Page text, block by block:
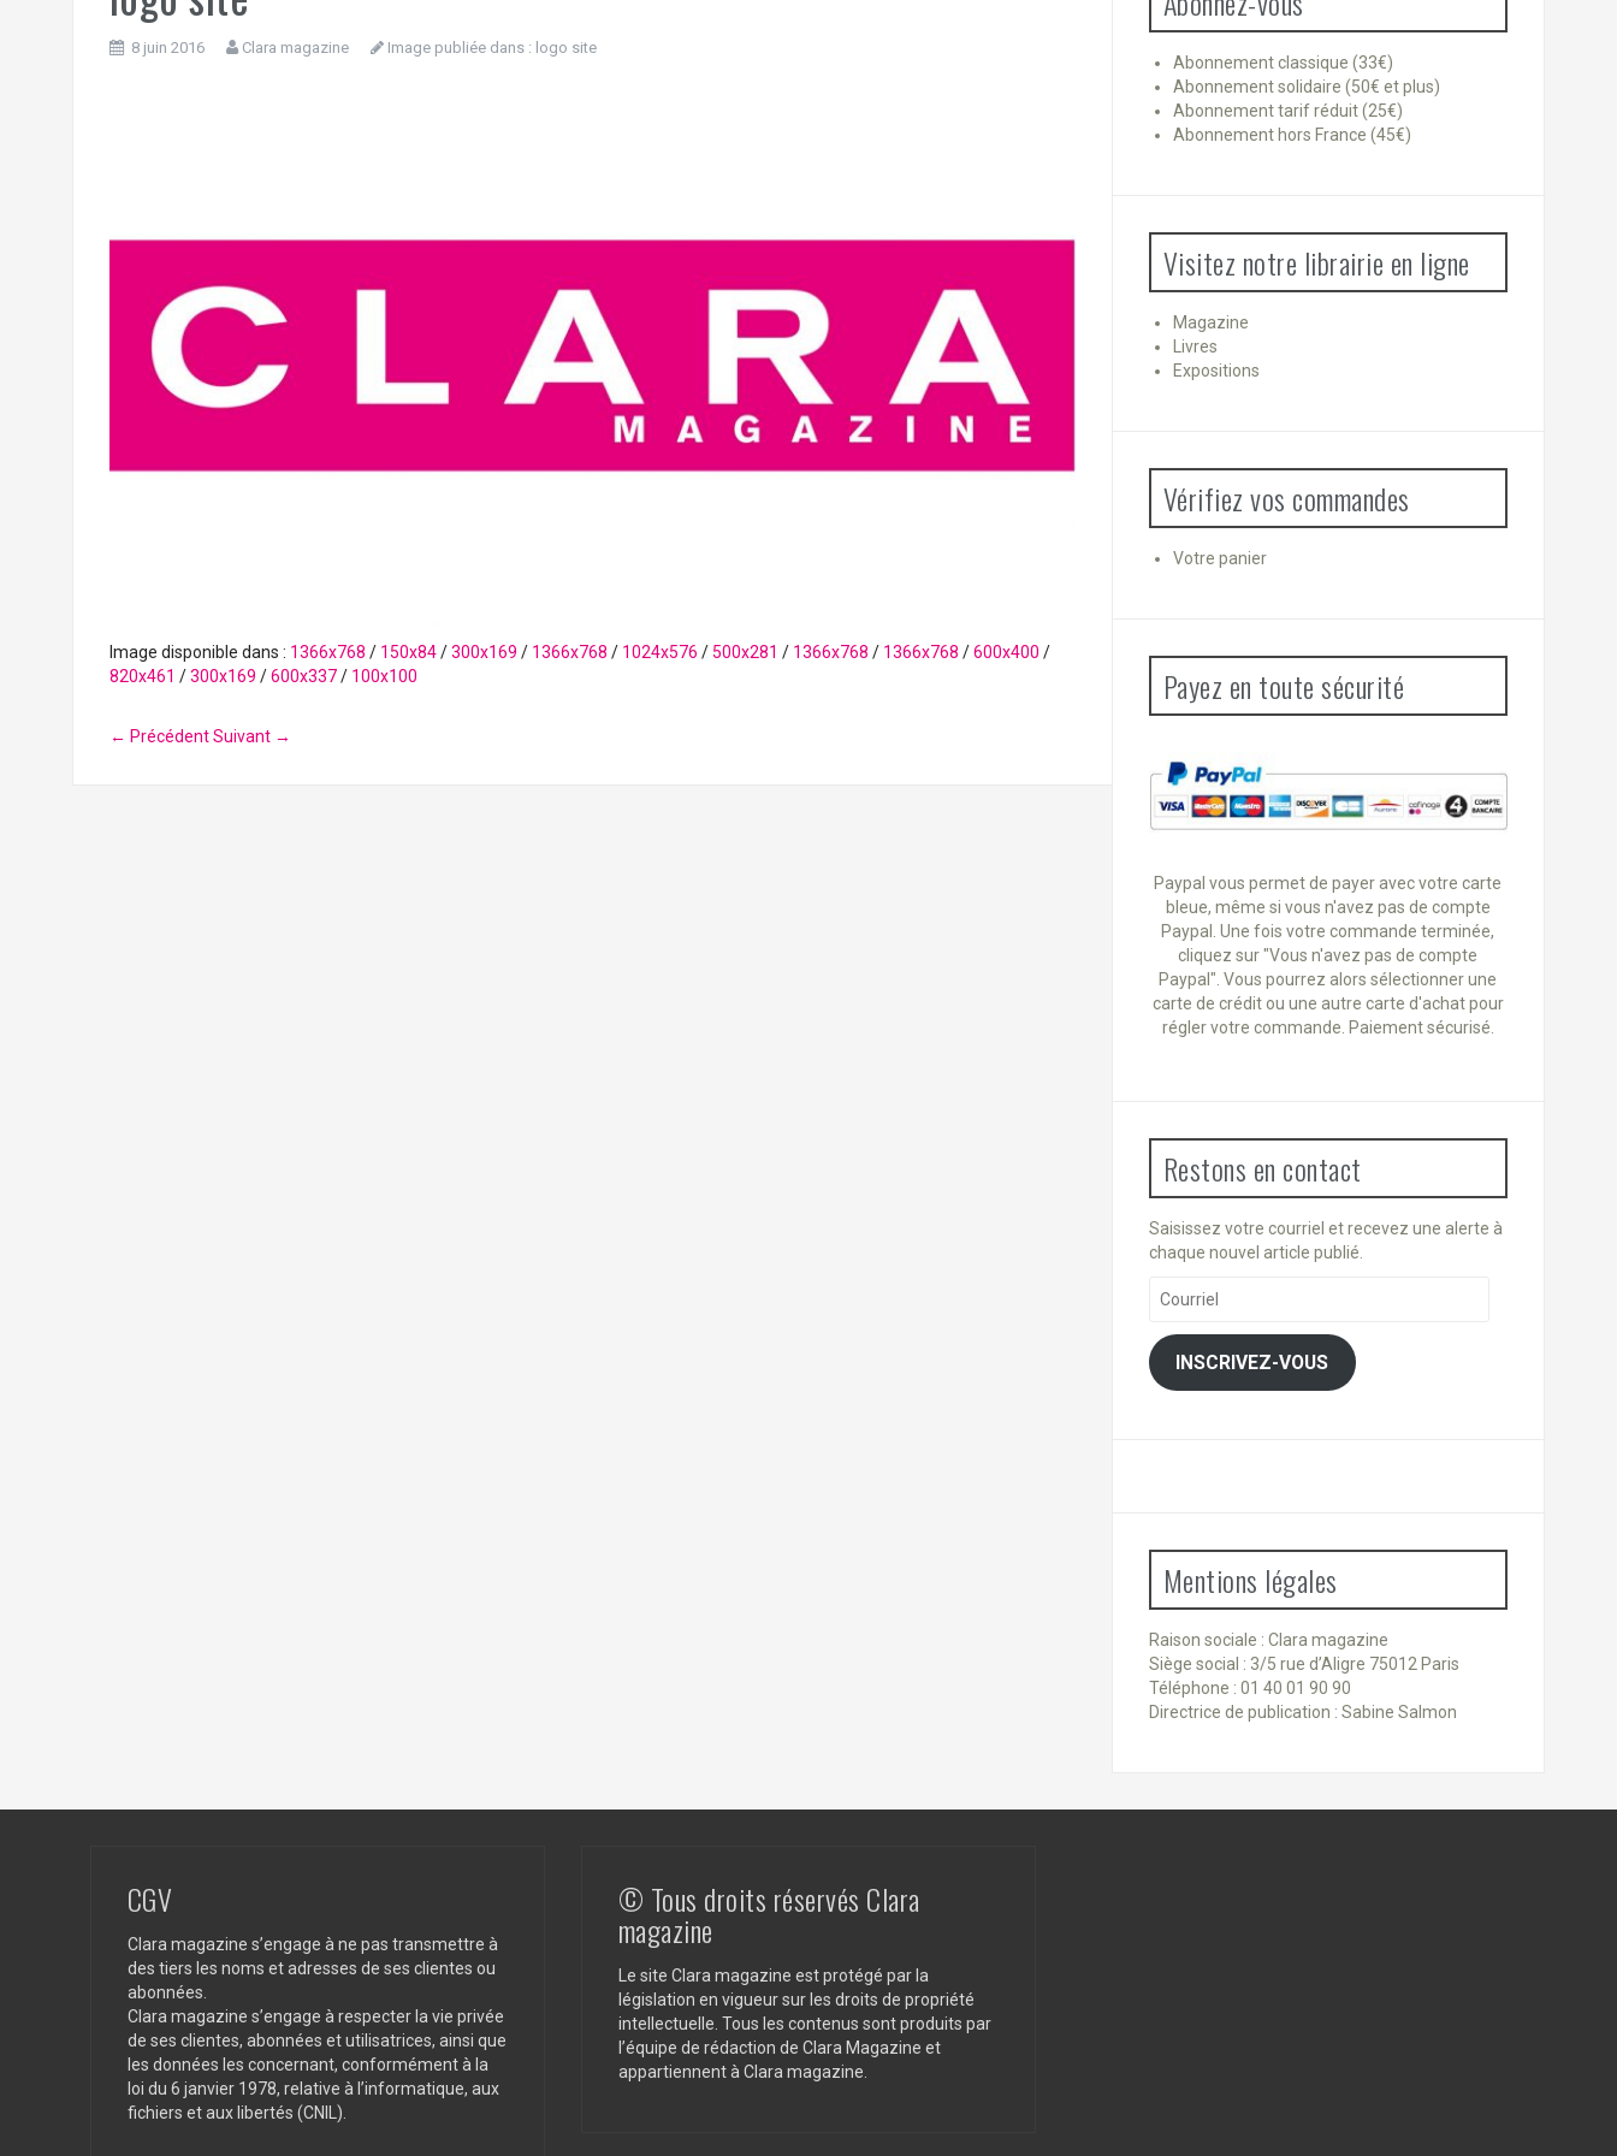
8 juin 2016 Clara magazine Image publiée dans : logo site
Image disponible dans : 1366x768 / 150x84/300x169 / 1366x768 / 1024x576 /500x281 / 1366x768 / 1366x768 /600x400 /
820x461 /300x169 /600x337/ 100x100
← Précédent Suivant →
Abonnement classique (33€)
Abonnement solidaire (50€ et plus)
Abonnement tarif réduit (25€)
Abonnement hors France (45€)
Visitez notre librairie en ligne
Magazine
Livres
Expositions
Vérifiez vos commandes
Votre panier
Payez en toute sécurité
Paypal vous permet de payer avec votre carte
bleue, même si vous n'avez pas de compte
Paypal. Une fois votre commande terminée,
cliquez sur "Vous n'avez pas de compte
Paypal". Vous pourrez alors sélectionner une
carte de crédit ou une autre carte d'achat pour
régler votre commande. Paiement sécurisé.
Restons en contact
Saisissez votre courriel et recevez une alerte à
chaque nouvel article publié.
Courriel
INSCRIVEZ-VOUS
Mentions légales
Raison sociale : Clara magazine
Siège social : 3/5 rue d’Aligre 75012 Paris
Téléphone : 01 40 01 90 90
Directrice de publication : Sabine Salmon
CGV
Clara magazine s’engage à ne pas transmettre à
des tiers les noms et adresses de ses clientes ou
abonnées.
Clara magazine s’engage à respecter la vie privée
de ses clientes, abonnées et utilisatrices, ainsi que
les données les concernant, conformément à la
loi du 6 janvier 1978, relative à l’informatique, aux
fichiers et aux libertés (CNIL).
© Tous droits réservés Clara
magazine
Le site Clara magazine est protégé par la
législation en vigueur sur les droits de propriété
intellectuelle. Tous les contenus sont produits par
l’équipe de rédaction de Clara Magazine et
appartiennent à Clara magazine.